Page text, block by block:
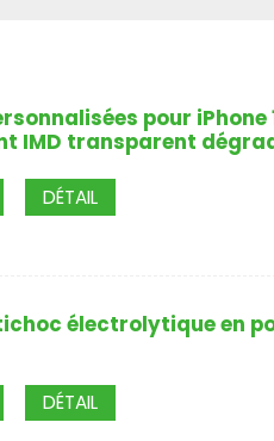
pour iPhone
IMD transparent
DÉTAIL
électrolytique en
DÉTAIL